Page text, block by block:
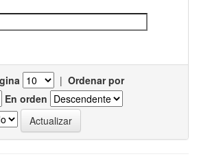
| Ordenar por
En orden